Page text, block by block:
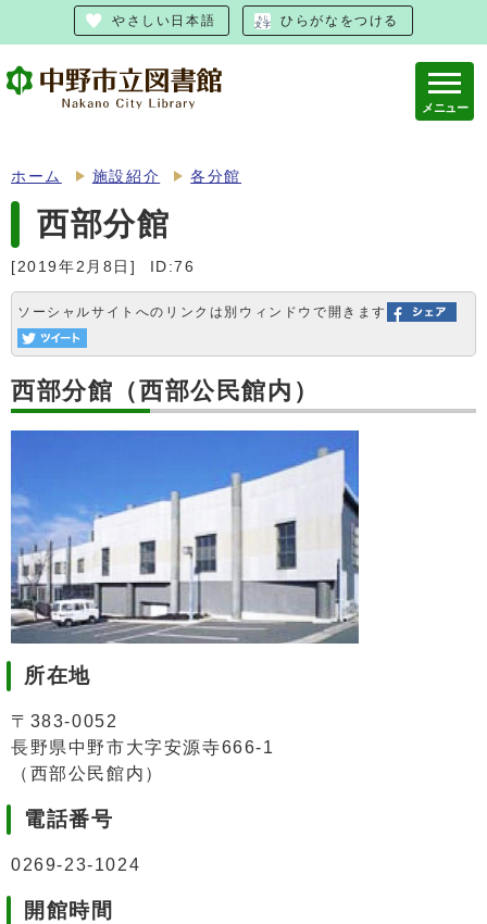
やさしい日本語 ひらがなをつける
メニュー
ホーム 施設紹介 各分館
西部分館
[2019年2月8日] ID:76
ソーシャルサイトへのリンクは別ウィンドウで開きます
西部分館（西部公民館内）
所在地
〒383-0052
長野県中野市大字安源寺666-1
（西部公民館内）
電話番号
0269-23-1024
開館時間